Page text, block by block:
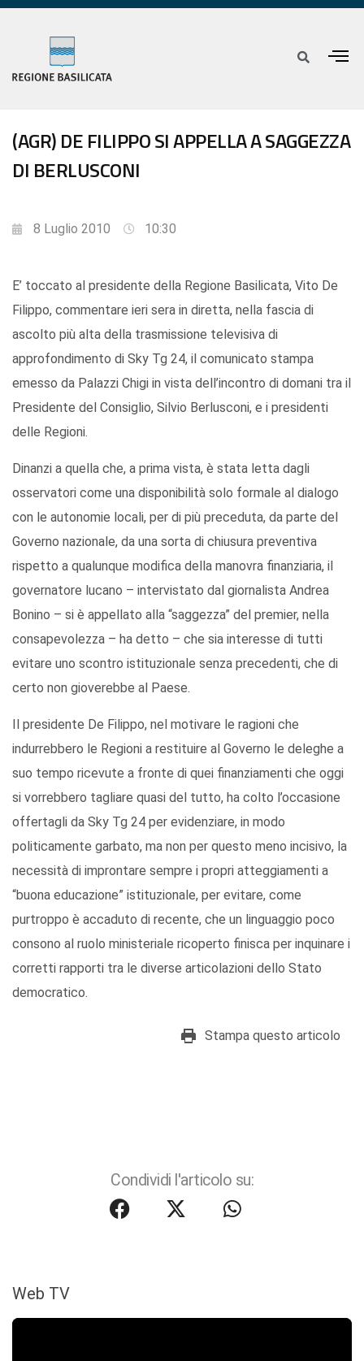
(AGR) DE FILIPPO SI APPELLA A SAGGEZZA
DI BERLUSCONI
8 Luglio 2010 10:30
E’ toccato al presidente della Regione Basilicata, Vito De
Filippo, commentare ieri sera in diretta, nella fascia di
ascolto più alta della trasmissione televisiva di
approfondimento di Sky Tg 24, il comunicato stampa
emesso da Palazzi Chigi in vista dell’incontro di domani tra il
Presidente del Consiglio, Silvio Berlusconi, e i presidenti
delle Regioni.
Dinanzi a quella che, a prima vista, è stata letta dagli
osservatori come una disponibilità solo formale al dialogo
con le autonomie locali, per di più preceduta, da parte del
Governo nazionale, da una sorta di chiusura preventiva
rispetto a qualunque modifica della manovra finanziaria, il
governatore lucano – intervistato dal giornalista Andrea
Bonino – si è appellato alla “saggezza” del premier, nella
consapevolezza – ha detto – che sia interesse di tutti
evitare uno scontro istituzionale senza precedenti, che di
certo non gioverebbe al Paese.
Il presidente De Filippo, nel motivare le ragioni che
indurrebbero le Regioni a restituire al Governo le deleghe a
suo tempo ricevute a fronte di quei finanziamenti che oggi
si vorrebbero tagliare quasi del tutto, ha colto l’occasione
offertagli da Sky Tg 24 per evidenziare, in modo
politicamente garbato, ma non per questo meno incisivo, la
necessità di improntare sempre i propri atteggiamenti a
“buona educazione” istituzionale, per evitare, come
purtroppo è accaduto di recente, che un linguaggio poco
consono al ruolo ministeriale ricoperto finisca per inquinare i
corretti rapporti tra le diverse articolazioni dello Stato
democratico.
Stampa questo articolo
Condividi l'articolo su:
Web TV